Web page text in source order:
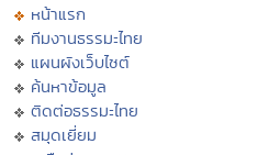
หน้าแรก
ทีมงานธรรมะไทย
แผนผังเว็บไซต์
ค้นหาข้อมูล
ติดต่อธรรมะไทย
สมุดเยี่ยม